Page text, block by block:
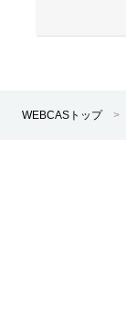
WEBCASトップ >